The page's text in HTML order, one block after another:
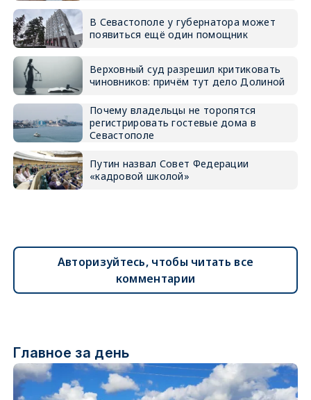
В Севастополе у губернатора может
появиться ещё один помощник
Верховный суд разрешил критиковать
чиновников: причём тут дело Долиной
Почему владельцы не торопятся
регистрировать гостевые дома в
Севастополе
Путин назвал Совет Федерации
«кадровой школой»
Авторизуйтесь, чтобы читать все
комментарии
Главное за день